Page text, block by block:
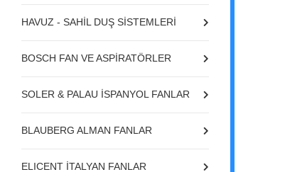
HAVUZ - SAHİL DUŞ SİSTEMLERİ
BOSCH FAN VE ASPİRATÖRLER
SOLER & PALAU İSPANYOL FANLAR
BLAUBERG ALMAN FANLAR
ELICENT İTALYAN FANLAR